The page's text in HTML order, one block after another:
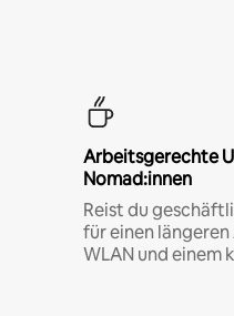
Arbeitsgerechte
Nomad:innen
Reist du
für einen
WLAN und